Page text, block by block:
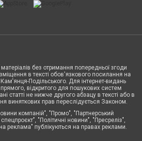
без отримання попередньої згоди
в тексті обов'язкового посилання на
Подільського. Для інтернет-видань
відкритого для пошукових систем
статті не нижче другого абзацу в тексті або в
виняткових прав переслідується Законом.
компаній", "Промо", "Партнерський
"Політичні новини", "Пресреліз",
реклама" публікуються на правах реклами.